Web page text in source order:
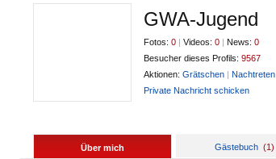
GWA-Jugend
Fotos: 0 | Videos: 0 | News: 0
Besucher dieses Profils: 9567
Aktionen: Grätschen | Nachtreten
Private Nachricht schicken
Über mich Gästebuch (1)